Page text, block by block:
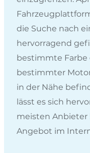
die Suche nach
hervorragend
bestimmte Farbe
bestimmter
in der Nähe
lässt es sich
meisten Anbieter
Angebot im